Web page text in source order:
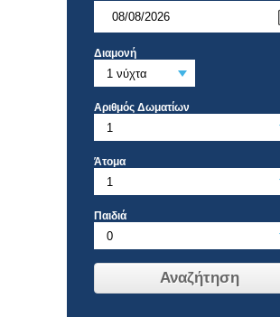
Διαμονή
Αριθμός Δωματίων
Άτομα
Παιδιά
Αναζήτηση